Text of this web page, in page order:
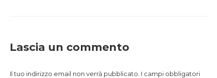
Lascia un commento
Il tuo indirizzo email non verrà pubblicato. I campi obbligatori